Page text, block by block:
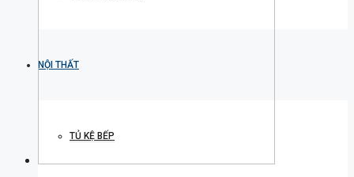
NỘI THẤT
TỦ KỆ BẾP